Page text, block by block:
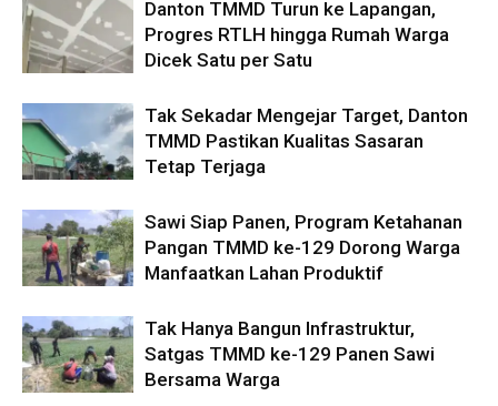
Danton TMMD Turun ke Lapangan,
Progres RTLH hingga Rumah Warga
Dicek Satu per Satu
Tak Sekadar Mengejar Target, Danton
TMMD Pastikan Kualitas Sasaran
Tetap Terjaga
Sawi Siap Panen, Program Ketahanan
Pangan TMMD ke-129 Dorong Warga
Manfaatkan Lahan Produktif
Tak Hanya Bangun Infrastruktur,
Satgas TMMD ke-129 Panen Sawi
Bersama Warga